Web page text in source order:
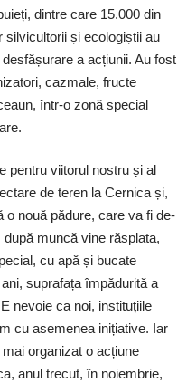
dintre care 15.000 din
și ecologiștii au
a acțiunii. Au fost
cazmale, fructe
într-o zonă special
pentru viitorul nostru și al
de teren la Cernica și,
o nouă pădure, care va fi de-
muncă vine răsplata,
cu apă și bucate
suprafața împădurită a
nevoie ca noi, instituțiile
cu asemenea inițiative. Iar
organizat o acțiune
anul trecut, în noiembrie,